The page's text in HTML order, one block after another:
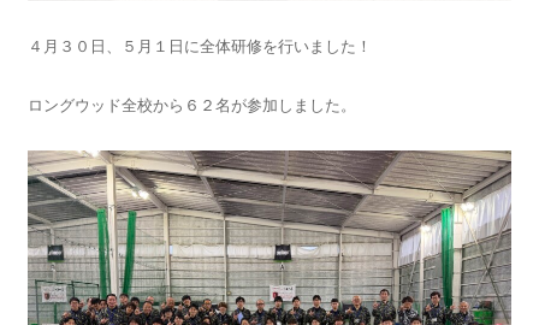
４月３０日、５月１日に全体研修を行いました！
ロングウッド全校から６２名が参加しました。